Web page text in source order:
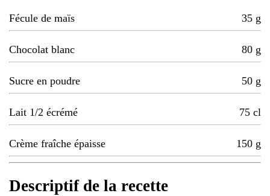
Fécule de maïs 35 g
Chocolat blanc 80 g
Sucre en poudre 50 g
Lait 1/2 écrémé 75 cl
Crème fraîche épaisse 150 g
Descriptif de la recette